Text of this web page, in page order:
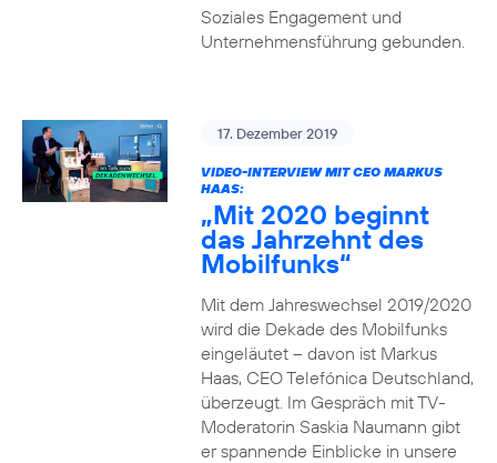
Soziales Engagement und
Unternehmensführung gebunden.
17. Dezember 2019
VIDEO-INTERVIEW MIT CEO MARKUS
HAAS:
„Mit 2020 beginnt
das Jahrzehnt des
Mobilfunks“
Mit dem Jahreswechsel 2019/2020
wird die Dekade des Mobilfunks
eingeläutet – davon ist Markus
Haas, CEO Telefónica Deutschland,
überzeugt. Im Gespräch mit TV-
Moderatorin Saskia Naumann gibt
er spannende Einblicke in unsere